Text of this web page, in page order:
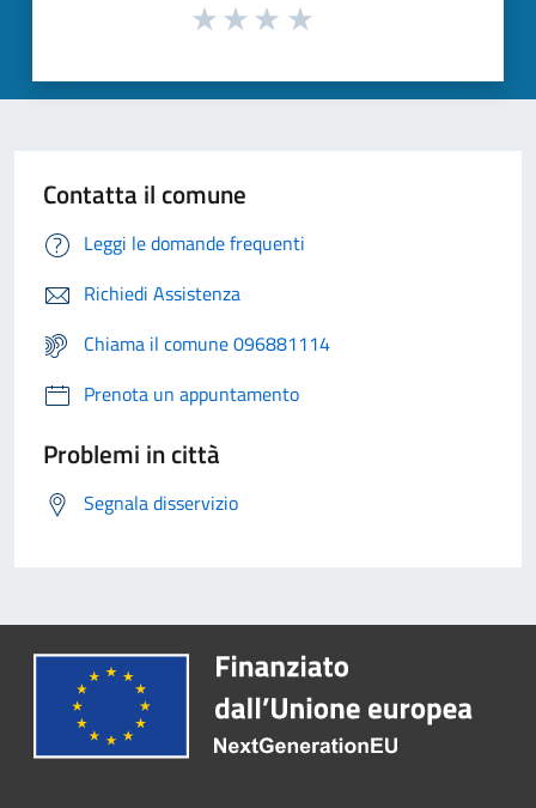
Contatta il comune
Leggi le domande frequenti
Richiedi Assistenza
Chiama il comune 096881114
Prenota un appuntamento
Problemi in città
Segnala disservizio